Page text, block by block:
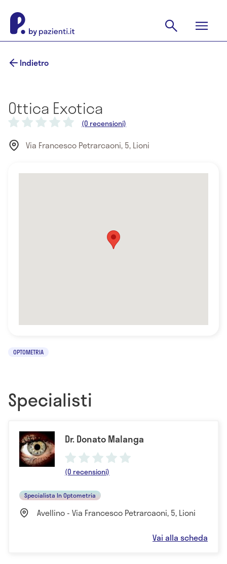
Indietro
Ottica Exotica
(0 recensioni)
Via Francesco Petrarcaoni, 5, Lioni
OPTOMETRIA
Specialisti
Dr. Donato Malanga
(0 recensioni)
Specialista In Optometria
Avellino - Via Francesco Petrarcaoni, 5, Lioni
Vai alla scheda